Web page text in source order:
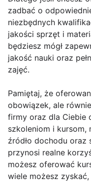
zadbać o
niezbędnych
jakości sprzęt i
będziesz mógł
jakość nauki oraz
zajęć.
Pamiętaj, że
obowiązek, ale
firmy oraz dla Ciebie
szkoleniom i kursom,
źródło dochodu
przynosi realne
możesz oferować
wiele możesz